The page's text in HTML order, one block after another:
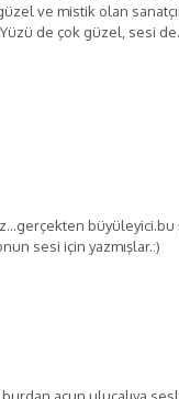
ve mistik olan
de çok güzel, sesi
büyüleyici.bu
sesi için yazmışlar.:)
acun ulucalıya